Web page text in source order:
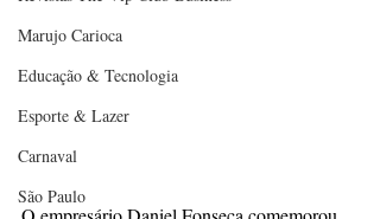
Marujo Carioca
Educação & Tecnologia
Esporte & Lazer
Carnaval
São Paulo